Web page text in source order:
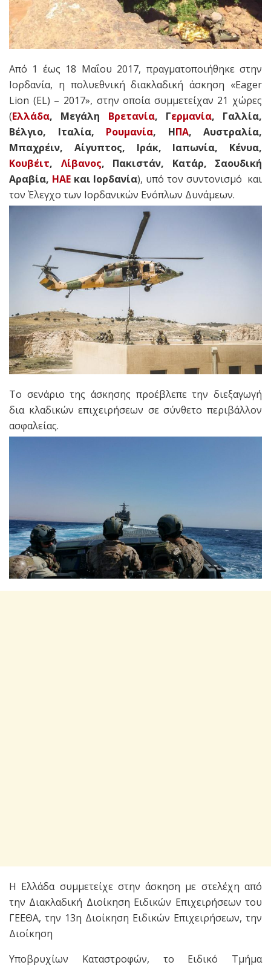
Από 1 έως 18 Μαΐου 2017, πραγματοποιήθηκε στην
Ιορδανία, η πολυεθνική διακλαδική άσκηση «Eager
Lion (EL) – 2017», στην οποία συμμετείχαν 21 χώρες
(Ελλάδα, Μεγάλη Βρετανία, Γερμανία, Γαλλία,
Βέλγιο, Ιταλία, Ρουμανία, ΗΠΑ, Αυστραλία,
Μπαχρέιν, Αίγυπτος, Ιράκ, Ιαπωνία, Κένυα,
Κουβέιτ, Λίβανος, Πακιστάν, Κατάρ, Σαουδική
Αραβία, ΗΑΕκαι Ιορδανία), υπό τον συντονισμό και
τον Έλεγχο των Ιορδανικών Ενόπλων Δυνάμεων.
Το σενάριο της άσκησης προέβλεπε την διεξαγωγή
δια κλαδικών επιχειρήσεων σε σύνθετο περιβάλλον
ασφαλείας.
Η Ελλάδα συμμετείχε στην άσκηση με στελέχη από
την Διακλαδική Διοίκηση Ειδικών Επιχειρήσεων του
ΓΕΕΘΑ, την 13η Διοίκηση Ειδικών Επιχειρήσεων, την
Διοίκηση
Υποβρυχίων Καταστροφών, το Ειδικό Τμήμα